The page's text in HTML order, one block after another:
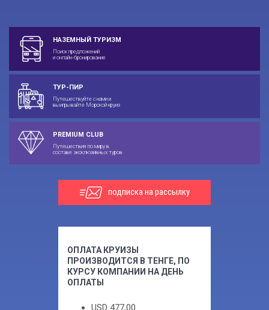
НАЗЕМНЫЙ ТУРИЗМ
Поиск предложений
и онлайн-бронирование
ТУР-ПИР
Путешествуйте с нами и
выигрывайте Морской круиз
PREMIUM CLUB
Путешествия по миру в
составе эксклюзивных туров
подписка на рассылку
ОПЛАТА КРУИЗЫ
ПРОИЗВОДИТСЯ В ТЕНГЕ, ПО
КУРСУ КОМПАНИИ НА ДЕНЬ
ОПЛАТЫ
USD 477,00